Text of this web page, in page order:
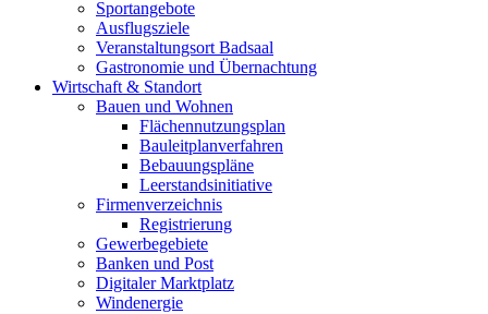
Sportangebote
Ausflugsziele
Veranstaltungsort Badsaal
Gastronomie und Übernachtung
Wirtschaft & Standort
Bauen und Wohnen
Flächennutzungsplan
Bauleitplanverfahren
Bebauungspläne
Leerstandsinitiative
Firmenverzeichnis
Registrierung
Gewerbegebiete
Banken und Post
Digitaler Marktplatz
Windenergie